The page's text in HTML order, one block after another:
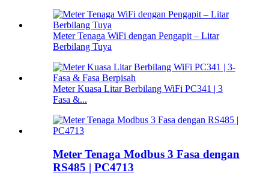
Meter Tenaga WiFi dengan Pengapit – Litar
Berbilang Tuya
Meter Kuasa Litar Berbilang WiFi PC341 | 3
Fasa &...
Meter Tenaga Modbus 3 Fasa dengan
RS485 | PC4713